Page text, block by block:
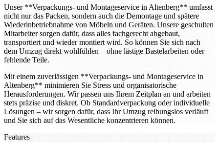
Unser **Verpackungs- und Montageservice in Altenberg** umfasst
nicht nur das Packen, sondern auch die Demontage und spätere
Wiederinbetriebnahme von Möbeln und Geräten. Unsere geschulten
Mitarbeiter sorgen dafür, dass alles fachgerecht abgebaut,
transportiert und wieder montiert wird. So können Sie sich nach
dem Umzug direkt wohlfühlen – ohne lästige Bastelarbeiten oder
fehlende Teile.
Mit einem zuverlässigen **Verpackungs- und Montageservice in
Altenberg** minimieren Sie Stress und organisatorische
Herausforderungen. Wir passen uns Ihrem Zeitplan an und arbeiten
stets präzise und diskret. Ob Standardverpackung oder individuelle
Lösungen – wir sorgen dafür, dass Ihr Umzug reibungslos verläuft
und Sie sich auf das Wesentliche konzentrieren können.
Features